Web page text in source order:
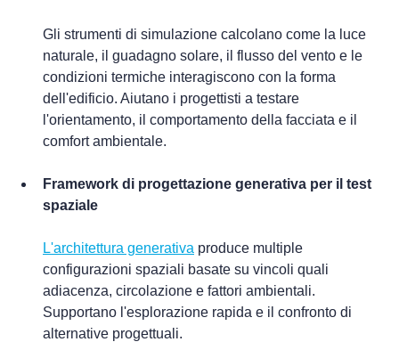
Gli strumenti di simulazione calcolano come la luce
naturale, il guadagno solare, il flusso del vento e le
condizioni termiche interagiscono con la forma
dell'edificio. Aiutano i progettisti a testare
l'orientamento, il comportamento della facciata e il
comfort ambientale.
Framework di progettazione generativa per il test
spaziale
L'architettura generativa produce multiple
configurazioni spaziali basate su vincoli quali
adiacenza, circolazione e fattori ambientali.
Supportano l'esplorazione rapida e il confronto di
alternative progettuali.